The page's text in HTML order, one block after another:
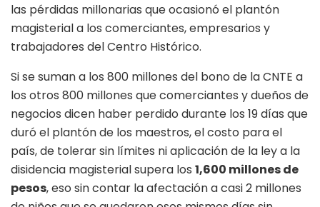
las pérdidas millonarias que ocasionó el plantón
magisterial a los comerciantes, empresarios y
trabajadores del Centro Histórico.
Si se suman a los 800 millones del bono de la CNTE a
los otros 800 millones que comerciantes y dueños de
negocios dicen haber perdido durante los 19 días que
duró el plantón de los maestros, el costo para el
país, de tolerar sin límites ni aplicación de la ley a la
disidencia magisterial supera los 1,600 millones de
pesos, eso sin contar la afectación a casi 2 millones